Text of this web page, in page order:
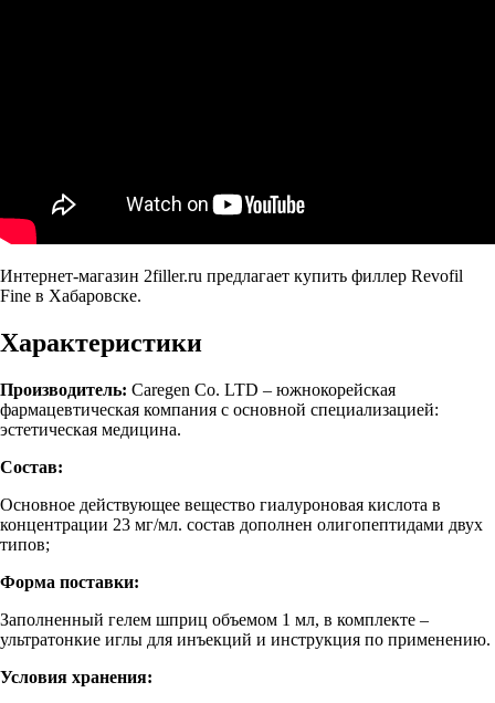
Интернет-магазин 2filler.ru предлагает купить филлер Revofil
Fine в Хабаровске.
Характеристики
Производитель: Caregen Co. LTD – южнокорейская
фармацевтическая компания с основной специализацией:
эстетическая медицина.
Состав:
Основное действующее вещество гиалуроновая кислота в
концентрации 23 мг/мл. состав дополнен олигопептидами двух
типов;
Форма поставки:
Заполненный гелем шприц объемом 1 мл, в комплекте –
ультратонкие иглы для инъекций и инструкция по применению.
Условия хранения: